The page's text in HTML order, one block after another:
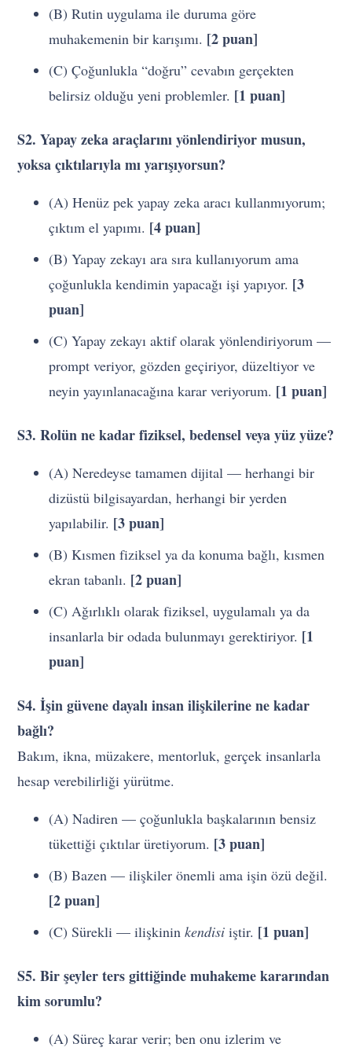
(B) Rutin uygulama ile duruma göre
muhakemenin bir karışımı. [2 puan]
(C) Çoğunlukla “doğru” cevabın gerçekten
belirsiz olduğu yeni problemler. [1 puan]
S2. Yapay zeka araçlarını yönlendiriyor musun,
yoksa çıktılarıyla mı yarışıyorsun?
(A) Henüz pek yapay zeka aracı kullanmıyorum;
çıktım el yapımı. [4 puan]
(B) Yapay zekayı ara sıra kullanıyorum ama
çoğunlukla kendimin yapacağı işi yapıyor. [3
puan]
(C) Yapay zekayı aktif olarak yönlendiriyorum —
prompt veriyor, gözden geçiriyor, düzeltiyor ve
neyin yayınlanacağına karar veriyorum. [1 puan]
S3. Rolün ne kadar fiziksel, bedensel veya yüz yüze?
(A) Neredeyse tamamen dijital — herhangi bir
dizüstü bilgisayardan, herhangi bir yerden
yapılabilir. [3 puan]
(B) Kısmen fiziksel ya da konuma bağlı, kısmen
ekran tabanlı. [2 puan]
(C) Ağırlıklı olarak fiziksel, uygulamalı ya da
insanlarla bir odada bulunmayı gerektiriyor. [1
puan]
S4. İşin güvene dayalı insan ilişkilerine ne kadar
bağlı?
Bakım, ikna, müzakere, mentorluk, gerçek insanlarla
hesap verebilirliği yürütme.
(A) Nadiren — çoğunlukla başkalarının bensiz
tükettiği çıktılar üretiyorum. [3 puan]
(B) Bazen — ilişkiler önemli ama işin özü değil.
[2 puan]
(C) Sürekli — ilişkininkendisi iştir. [1 puan]
S5. Bir şeyler ters gittiğinde muhakeme kararından
kim sorumlu?
(A) Süreç karar verir; ben onu izlerim ve